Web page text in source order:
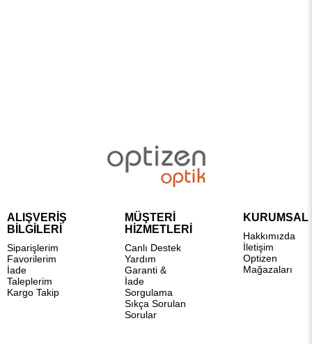
ALIŞVERİŞ
BİLGİLERİ
Siparişlerim
Favorilerim
İade
Taleplerim
Kargo Takip
MÜŞTERİ
HİZMETLERİ
Canlı Destek
Yardım
Garanti &
İade
Sorgulama
Sıkça Sorulan
Sorular
KURUMSAL
Hakkımızda
İletişim
Optizen
Mağazaları